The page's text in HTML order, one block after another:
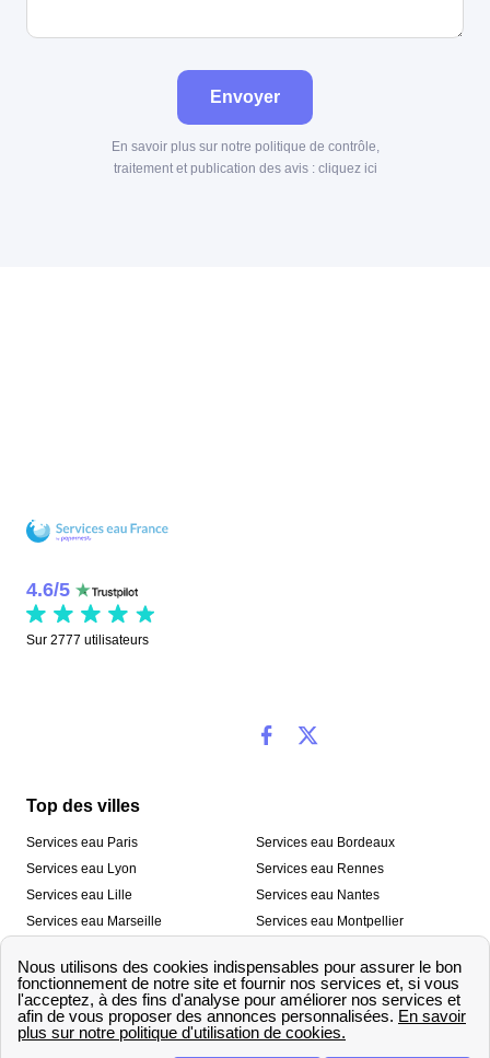
Envoyer
En savoir plus sur notre politique de contrôle,
traitement et publication des avis : cliquez ici
4.6/5
Sur 2777 utilisateurs
Top des villes
Services eau Paris
Services eau Lyon
Services eau Lille
Services eau Marseille
Services eau Toulon
Services eau Bordeaux
Services eau Rennes
Services eau Nantes
Services eau Montpellier
Services eau Strasbourg
Nos outils